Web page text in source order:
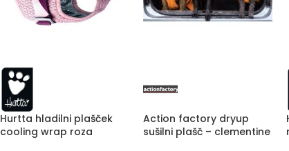
Hurtta hladilni plašček
cooling wrap roza
Action factory dryup
sušilni plašč – clementine